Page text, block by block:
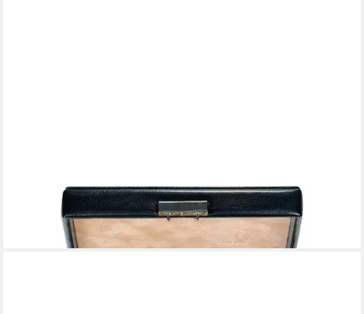
ECHTLEDER – Maß: 35 x 35 mm
lieferbar - in 4-5 Werktagen bei dir